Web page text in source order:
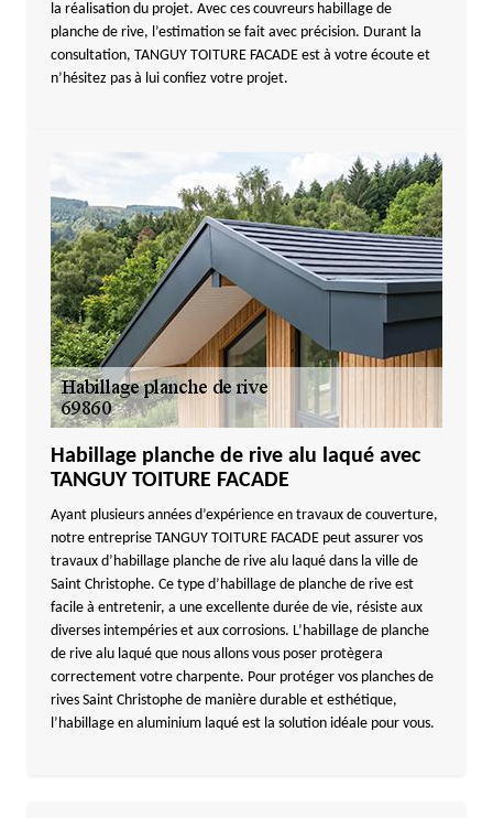
la réalisation du projet. Avec ces couvreurs habillage de
planche de rive, l’estimation se fait avec précision. Durant la
consultation, TANGUY TOITURE FACADE est à votre écoute et
n’hésitez pas à lui confiez votre projet.
Habillage planche de rive alu laqué avec
TANGUY TOITURE FACADE
Ayant plusieurs années d’expérience en travaux de couverture,
notre entreprise TANGUY TOITURE FACADE peut assurer vos
travaux d’habillage planche de rive alu laqué dans la ville de
Saint Christophe. Ce type d’habillage de planche de rive est
facile à entretenir, a une excellente durée de vie, résiste aux
diverses intempéries et aux corrosions. L’habillage de planche
de rive alu laqué que nous allons vous poser protègera
correctement votre charpente. Pour protéger vos planches de
rives Saint Christophe de manière durable et esthétique,
l’habillage en aluminium laqué est la solution idéale pour vous.